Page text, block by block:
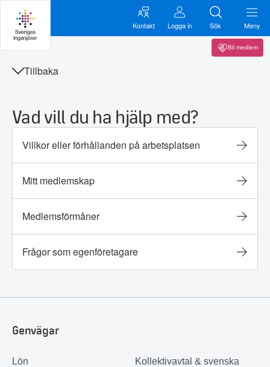
Kontakt Logga in Sök Meny
Bli medlem
Tillbaka
Vad vill du ha hjälp med?
Villkor eller förhållanden på arbetsplatsen
Mitt medlemskap
Medlemsförmåner
Frågor som egenföretagare
Genvägar
Lön
Kollektivavtal & svenska